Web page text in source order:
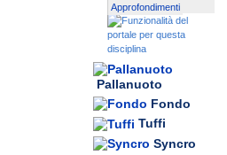
Approfondimenti
Pallanuoto
Fondo
Tuffi
Syncro